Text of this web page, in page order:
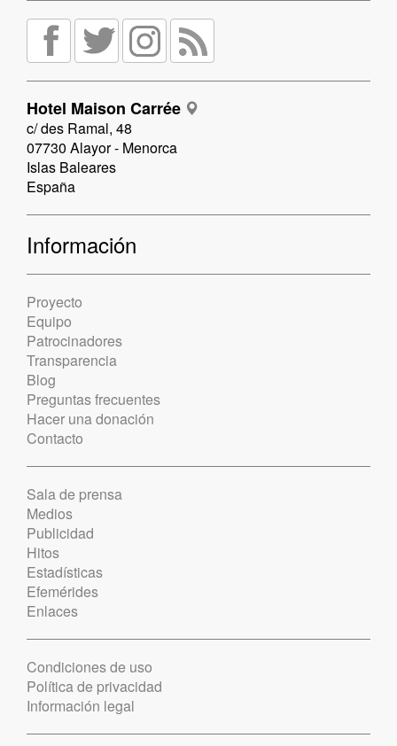
Hotel Maison Carrée
c/ des Ramal, 48
07730 Alayor - Menorca
Islas Baleares
España
Información
Proyecto
Equipo
Patrocinadores
Transparencia
Blog
Preguntas frecuentes
Hacer una donación
Contacto
Sala de prensa
Medios
Publicidad
Hitos
Estadísticas
Efemérides
Enlaces
Condiciones de uso
Política de privacidad
Información legal